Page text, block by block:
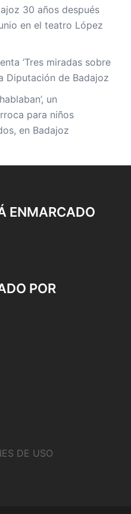
30 años después
en el teatro López
‘Tres miradas sobre
Diputación de Badajoz
un
para niños
en Badajoz
ENMARCADO
POR
DE USO